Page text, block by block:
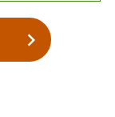
くなられ
当する給付
死亡原